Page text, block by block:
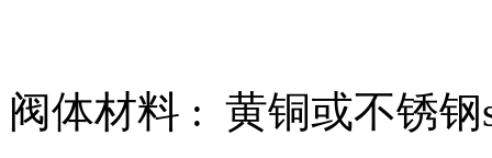
阀体材料 : 黄铜或不锈钢